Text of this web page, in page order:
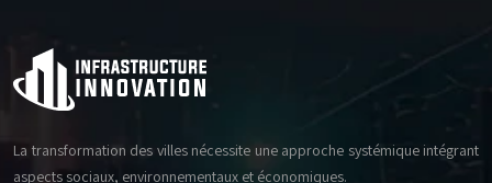
La transformation des villes nécessite une approche systémique intégrant
aspects sociaux, environnementaux et économiques.